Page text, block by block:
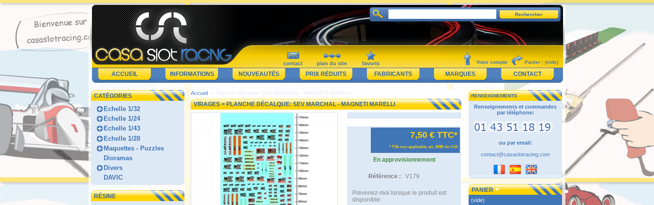
contact plan du site favoris Panier : (vide)
Votre compte
ACCUEIL INFORMATIONS NOUVEAUTÉS PRIX RÉDUITS FABRICANTS MARQUES CONTACT
CATÉGORIES
Echelle 1/32
Echelle 1/24
Echelle 1/43
Echelle 1/28
Maquettes - Puzzles
Dioramas
Divers
DAVIC
RÉSINE
Accueil > Planche décalque: SEV MARCHAL - MAGNETI MARELLI
VIRAGES> PLANCHE DÉCALQUE: SEV MARCHAL - MAGNETI MARELLI
7,50 € TTC*
* TVA non applicable, art. 293B du CGI
En approvisionnement
Référence : V179
Prévenez-moi lorsque le produit est
disponible:
RENSEIGNEMENTS
Renseignements et commandes
par téléphone:
ou par email:
contact@casaslotracing.com
PANIER
(vide)